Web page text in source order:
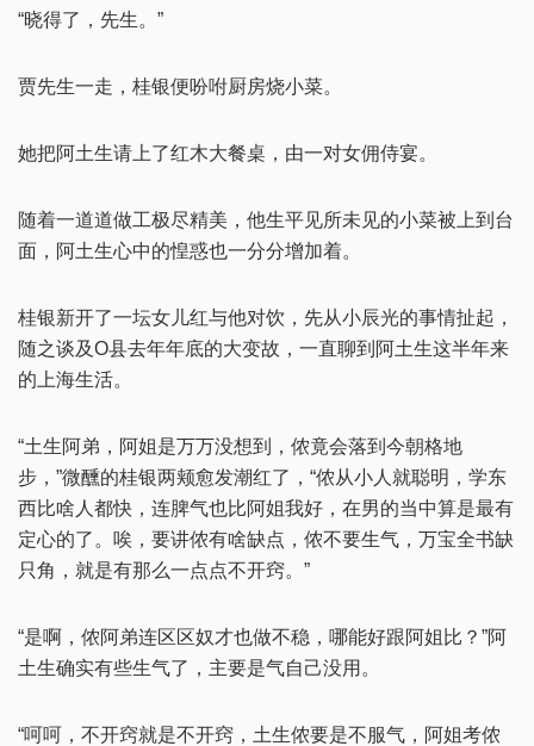
“晓得了，先生。”
贾先生一走，桂银便吩咐厨房烧小菜。
她把阿土生请上了红木大餐桌，由一对女佣侍宴。
随着一道道做工极尽精美，他生平见所未见的小菜被上到台
面，阿土生心中的惶惑也一分分增加着。
桂银新开了一坛女儿红与他对饮，先从小辰光的事情扯起，
随之谈及O县去年年底的大变故，一直聊到阿土生这半年来
的上海生活。
“土生阿弟，阿姐是万万没想到，侬竟会落到今朝格地
步，”微醺的桂银两颊愈发潮红了，“侬从小人就聪明，学东
西比啥人都快，连脾气也比阿姐我好，在男的当中算是最有
定心的了。唉，要讲侬有啥缺点，侬不要生气，万宝全书缺
只角，就是有那么一点点不开窍。”
“是啊，侬阿弟连区区奴才也做不稳，哪能好跟阿姐比？”阿
土生确实有些生气了，主要是气自己没用。
“呵呵，不开窍就是不开窍，土生侬要是不服气，阿姐考侬